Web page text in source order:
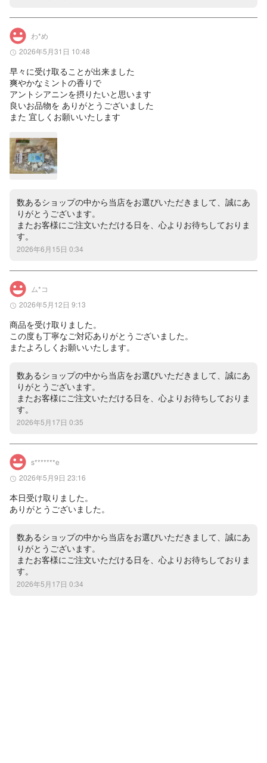
わ*め
2026年5月31日 10:48
早々に受け取ることが出来ました
爽やかなミントの香りで
アントシアニンを摂りたいと思います
良いお品物を ありがとうございました
また 宜しくお願いいたします
数あるショップの中から当店をお選びいただきまして、誠にあ
りがとうございます。
またお客様にご注文いただける日を、心よりお待ちしておりま
す。
2026年6月15日 0:34
ム*コ
2026年5月12日 9:13
商品を受け取りました。
この度も丁寧なご対応ありがとうございました。
またよろしくお願いいたします。
数あるショップの中から当店をお選びいただきまして、誠にあ
りがとうございます。
またお客様にご注文いただける日を、心よりお待ちしておりま
す。
2026年5月17日 0:35
s*******e
2026年5月9日 23:16
本日受け取りました。
ありがとうございました。
数あるショップの中から当店をお選びいただきまして、誠にあ
りがとうございます。
またお客様にご注文いただける日を、心よりお待ちしておりま
す。
2026年5月17日 0:34